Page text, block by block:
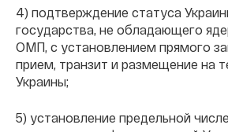
4) подтверждение статуса
государства, не обладающего
ОМП, с установлением прямого
прием, транзит и размещение на
Украины;
5) установление предельной